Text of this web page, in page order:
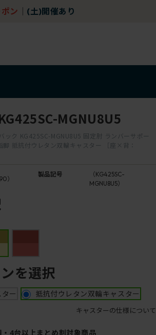
ZA SALON TOKYO
MGNU8U5
ック KG425SC-MGNU8U5 固定肘 ランバーサポー
脚 抵抗付ウレタン双輪キャスター ［座×背：
）
製品記号
（KG425SC-
MGNU8U5）
を選択
ー 抵抗付ウレタン双輪キャスター
キャスターの仕様について
4台以上まとめ割対象商品